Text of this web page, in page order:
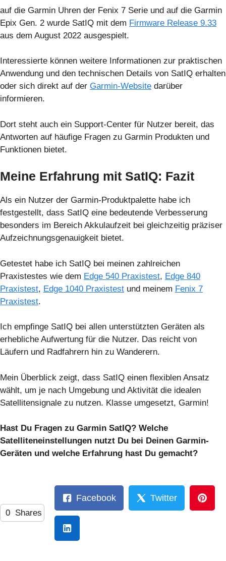
auf die Garmin Uhren der Fenix 7 Serie und auf die Garmin
Epix Gen. 2 wurde SatIQ mit dem Firmware Release 9.33
aus dem August 2022 ausgespielt.
Interessierte können weitere Informationen zur praktischen
Anwendung und den technischen Details von SatIQ erhalten
oder sich direkt auf der Garmin-Website darüber
informieren.
Dort steht auch ein Support-Center für Nutzer bereit, das
Antworten auf häufige Fragen zu Garmin Produkten und
Funktionen bietet.
Meine Erfahrung mit SatIQ: Fazit
Als ein Nutzer der Garmin-Produktpalette habe ich
festgestellt, dass SatIQ eine bedeutende Verbesserung
besonders im Bereich Akkulaufzeit bei gleichzeitig präziser
Aufzeichnungsgenauigkeit bietet.
Getestet habe ich SatIQ bei meinen zahlreichen
Praxistestes wie dem Edge 540 Praxistest, Edge 840
Praxistest, Edge 1040 Praxistest und meinem Fenix 7
Praxistest.
Ich empfinge SatIQ bei allen unterstützten Geräten als
erhebliche Aufwertung für die Nutzer. Das reicht von
Läufern und Radfahrern hin zu Wanderern.
Mein Überblick zeigt, dass SatIQ einen flexiblen Ansatz
wählt, um je nach Umgebung und Aktivität die idealen
Satellitensignale zu nutzen. Klasse umgesetzt, Garmin!
Hast Du Fragen zu Garmin SatIQ? Welche
Satelliteneinstellungen nutzt Du bei Deinen Garmin-
Geräten und welche Erfahrung hast Du gemacht?
0 Shares
Facebook Twitter